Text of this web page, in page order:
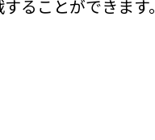
ることができます。